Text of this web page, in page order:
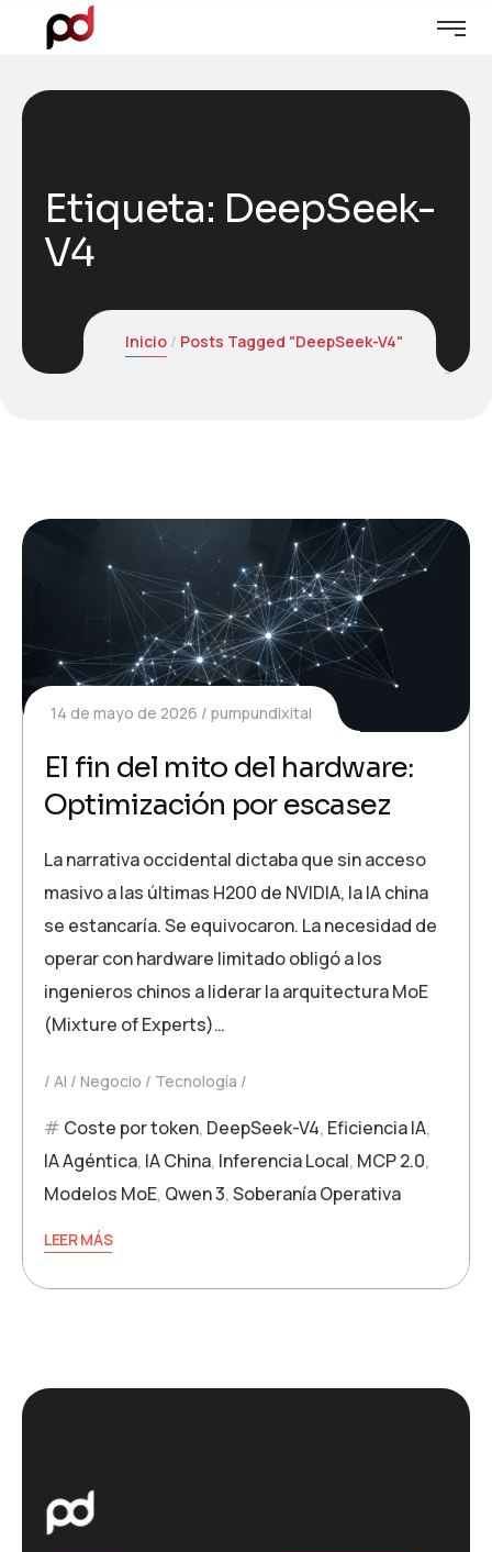
Etiqueta: DeepSeek-
V4
Inicio Posts Tagged "DeepSeek-V4"
14 de mayo de 2026 pumpundixital
El fin del mito del hardware:
Optimización por escasez
La narrativa occidental dictaba que sin acceso
masivo a las últimas H200 de NVIDIA, la IA china
se estancaría. Se equivocaron. La necesidad de
operar con hardware limitado obligó a los
ingenieros chinos a liderar la arquitectura MoE
(Mixture of Experts)…
AI Negocio Tecnología
Coste por token, DeepSeek-V4, Eficiencia IA,
IA Agéntica, IA China, Inferencia Local, MCP 2.0,
Modelos MoE, Qwen 3,Soberanía Operativa
LEER MÁS